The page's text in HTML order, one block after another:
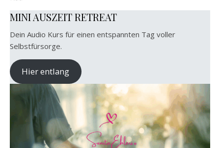
MINI AUSZEIT RETREAT
Dein Audio Kurs für einen entspannten Tag voller
Selbstfürsorge.
Hier entlang